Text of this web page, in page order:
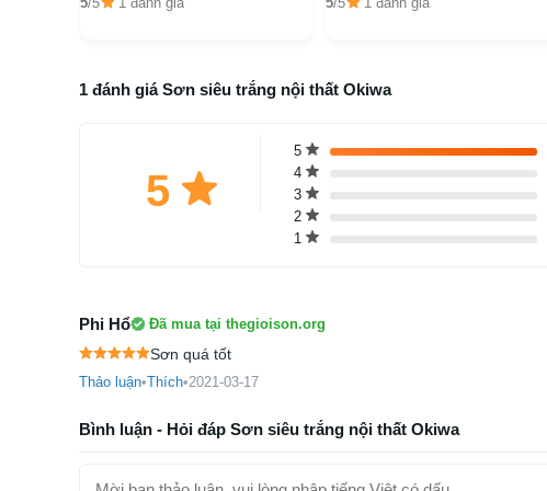
1 đánh giá Sơn siêu trắng nội thất Okiwa
5
5
4
3
2
1
Phi Hổ Đã mua tại thegioison.org
Sơn quá tốt
Thảo luận•Thích•2021-03-17
Bình luận - Hỏi đáp Sơn siêu trắng nội thất Okiwa